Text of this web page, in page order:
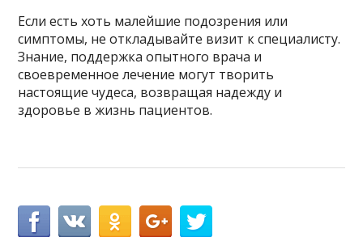
Если есть хоть малейшие подозрения или
симптомы, не откладывайте визит к специалисту.
Знание, поддержка опытного врача и
своевременное лечение могут творить
настоящие чудеса, возвращая надежду и
здоровье в жизнь пациентов.